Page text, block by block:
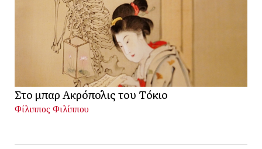
Στο μπαρ Ακρόπολις του Τόκιο
Φίλιππος Φιλίππου